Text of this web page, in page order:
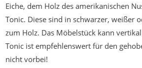
Eiche, dem Holz des amerikanischen
Tonic. Diese sind in schwarzer, weißer
zum Holz. Das Möbelstück kann
Tonic ist empfehlenswert für den
nicht vorbei!